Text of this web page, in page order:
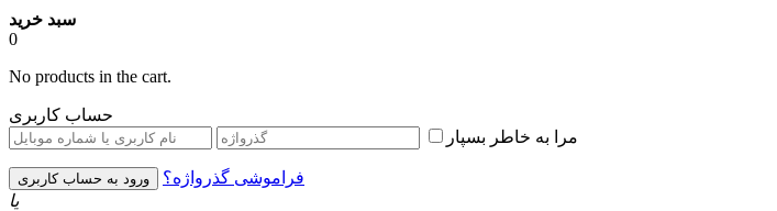
سبد خرید
0
No products in the cart.
حساب کاربری
مرا به خاطر بسپار
فراموشی گذرواژه؟
یا